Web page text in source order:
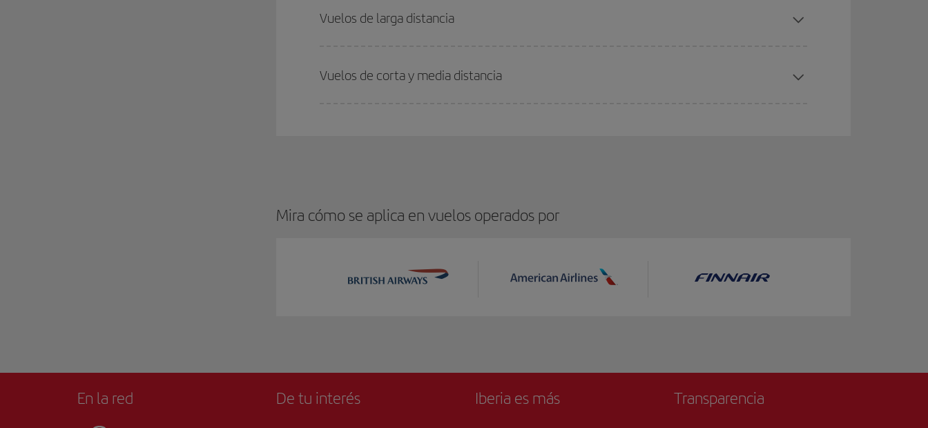
Vuelos de larga distancia
Vuelos de corta y media distancia
Mira cómo se aplica en vuelos operados por
En la red De tu interés Iberia es más Transparencia